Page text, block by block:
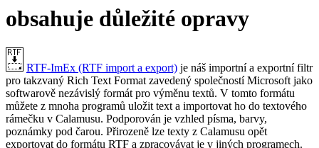
obsahuje důležité opravy
RTF-ImEx (RTF import a export) je náš importní a exportní filtr
pro takzvaný Rich Text Format zavedený společností Microsoft jako
softwarově nezávislý formát pro výměnu textů. V tomto formátu
můžete z mnoha programů uložit text a importovat ho do textového
rámečku v Calamusu. Podporován je vzhled písma, barvy,
poznámky pod čarou. Přirozeně lze texty z Calamusu opět
exportovat do formátu RTF a zpracovávat je v jiných programech.